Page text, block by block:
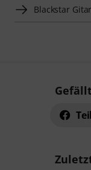
Blackstar